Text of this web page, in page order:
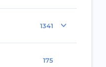
1341
175